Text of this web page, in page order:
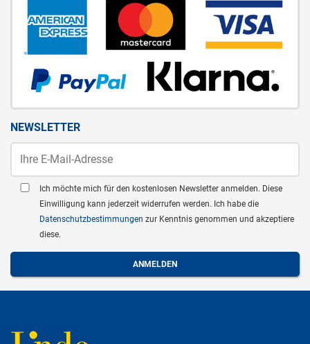
NEWSLETTER
Ich möchte mich für den kostenlosen Newsletter anmelden. Diese
Einwilligung kann jederzeit widerrufen werden. Ich habe die
Datenschutzbestimmungen zur Kenntnis genommen und akzeptiere
diese.